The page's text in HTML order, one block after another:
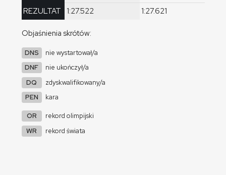
REZULTAT 1:27.522
1:27.621
Objaśnienia skrótów:
DNS
nie wystartował/a
DNF
nie ukończył/a
DQ
zdyskwalifikowany/a
PEN
kara
OR
rekord olimpijski
WR
rekord świata